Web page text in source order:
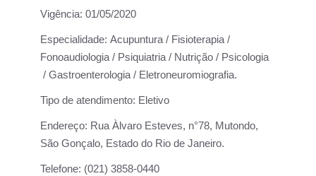
Vigência: 01/05/2020
Especialidade: Acupuntura / Fisioterapia /
Fonoaudiologia / Psiquiatria / Nutrição / Psicologia
/ Gastroenterologia / Eletroneuromiografia.
Tipo de atendimento: Eletivo
Endereço: Rua Àlvaro Esteves, n°78, Mutondo,
São Gonçalo, Estado do Rio de Janeiro.
Telefone: (021) 3858-0440